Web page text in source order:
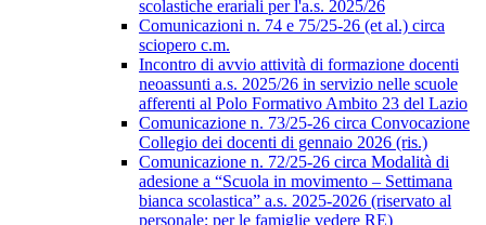
scolastiche erariali per l'a.s. 2025/26
Comunicazioni n. 74 e 75/25-26 (et al.) circa
sciopero c.m.
Incontro di avvio attività di formazione docenti
neoassunti a.s. 2025/26 in servizio nelle scuole
afferenti al Polo Formativo Ambito 23 del Lazio
Comunicazione n. 73/25-26 circa Convocazione
Collegio dei docenti di gennaio 2026 (ris.)
Comunicazione n. 72/25-26 circa Modalità di
adesione a “Scuola in movimento – Settimana
bianca scolastica” a.s. 2025-2026 (riservato al
personale; per le famiglie vedere RE)